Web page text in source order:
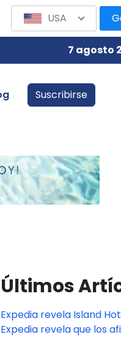
7 agosto
Suscribirse
Últimos
Expedia revela Island
Expedia revela que los
USA